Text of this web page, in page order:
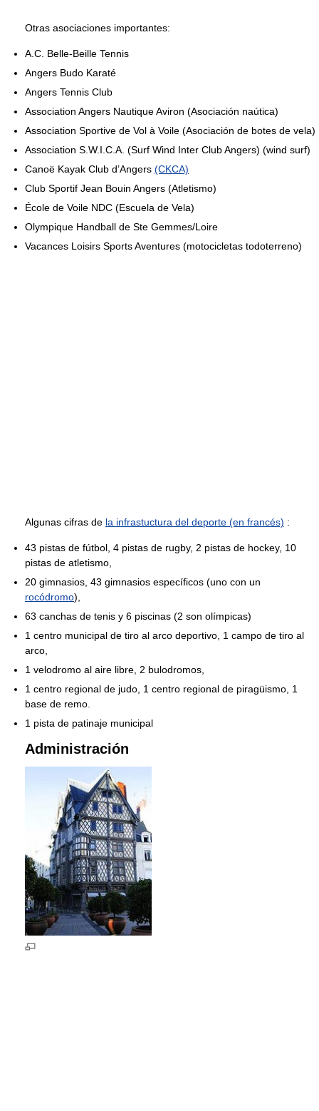
Otras asociaciones importantes:
A.C. Belle-Beille Tennis
Angers Budo Karaté
Angers Tennis Club
Association Angers Nautique Aviron (Asociación naútica)
Association Sportive de Vol à Voile (Asociación de botes de vela)
Association S.W.I.C.A. (Surf Wind Inter Club Angers) (wind surf)
Canoë Kayak Club d’Angers (CKCA)
Club Sportif Jean Bouin Angers (Atletismo)
École de Voile NDC (Escuela de Vela)
Olympique Handball de Ste Gemmes/Loire
Vacances Loisirs Sports Aventures (motocicletas todoterreno)
Algunas cifras de la infrastuctura del deporte (en francés) :
43 pistas de fútbol, 4 pistas de rugby, 2 pistas de hockey, 10
pistas de atletismo,
20 gimnasios, 43 gimnasios específicos (uno con un
rocódromo),
63 canchas de tenis y 6 piscinas (2 son olímpicas)
1 centro municipal de tiro al arco deportivo, 1 campo de tiro al
arco,
1 velodromo al aire libre, 2 bulodromos,
1 centro regional de judo, 1 centro regional de piragüismo, 1
base de remo.
1 pista de patinaje municipal
Administración